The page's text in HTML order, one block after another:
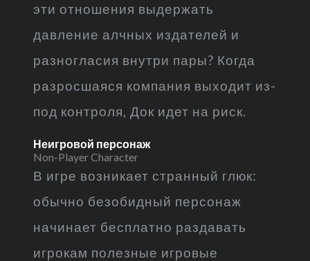
эти отношения выдержать
давление алчных издателей и
разногласия внутри пары? Когда
разросшаяся компания выходит из-
под контроля, Док идет на риск.
Неигровой персонаж
Non-Player Character
В игре возникает странный глюк:
обычно безобидный персонаж
начинает бесплатно раздавать
игрокам полезные игровые